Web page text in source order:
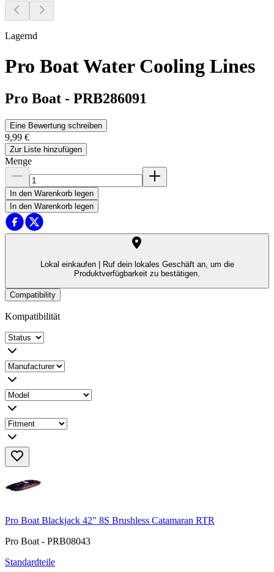
Lagernd
Pro Boat Water Cooling Lines
Pro Boat - PRB286091
Eine Bewertung schreiben
9,99 €
Zur Liste hinzufügen
Menge
In den Warenkorb legen
In den Warenkorb legen
Lokal einkaufen |
Ruf dein lokales Geschäft an, um die
Produktverfügbarkeit zu bestätigen.
Compatibility
Kompatibilität
Pro Boat Blackjack 42" 8S Brushless Catamaran RTR
Pro Boat - PRB08043
Standardteile